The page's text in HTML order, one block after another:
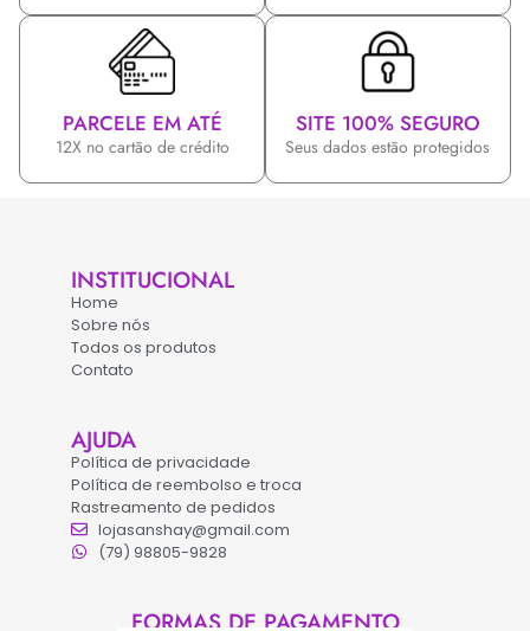
PARCELE EM ATÉ
12X no cartão de crédito
SITE 100% SEGURO
Seus dados estão protegidos
INSTITUCIONAL
Home
Sobre nós
Todos os produtos
Contato
AJUDA
Política de privacidade
Política de reembolso e troca
Rastreamento de pedidos
lojasanshay@gmail.com
(79) 98805-9828
FORMAS DE PAGAMENTO